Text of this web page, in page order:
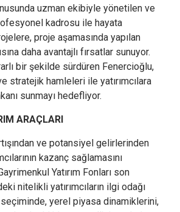
uzman ekibiyle yönetilen ve
kadrosu ile hayata
proje aşamasında yapılan
daha avantajlı fırsatlar sunuyor.
bir şekilde sürdüren Fenercioğlu,
stratejik hamleleri ile yatırımcılara
sunmayı hedefliyor.
ARAÇLARI
ve potansiyel gelirlerinden
kazanç sağlamasını
Yatırım Fonları son
nitelikli yatırımcıların ilgi odağı
yerel piyasa dinamiklerini,